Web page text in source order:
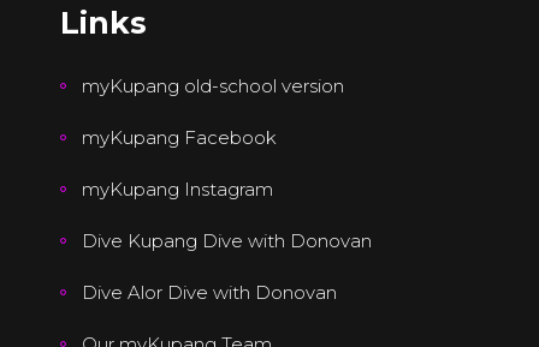
Links
myKupang old-school version
myKupang Facebook
myKupang Instagram
Dive Kupang Dive with Donovan
Dive Alor Dive with Donovan